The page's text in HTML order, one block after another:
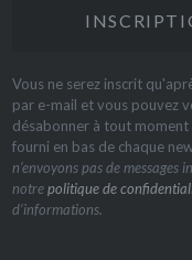
Vous ne serez inscrit
par e-mail et vous pouvez
désabonner à tout moment
fourni en bas de chaque
n’envoyons pas de messages
notrepolitique de
d’informations.